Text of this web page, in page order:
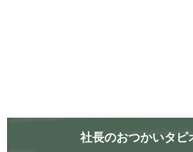
社長のおつかいタピ